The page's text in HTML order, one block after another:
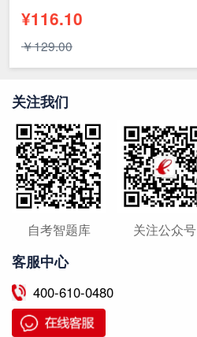
¥116.10
￥129.00
关注我们
自考智题库 关注公众号
客服中心
400-610-0480